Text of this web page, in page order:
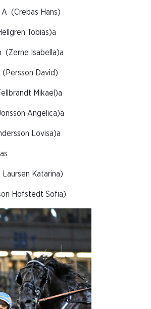
Hans)
Tobias)a
Isabella)a
David)
Mikael)a
Angelica)a
Lovisa)a
Katarina)
Hofstedt Sofia)